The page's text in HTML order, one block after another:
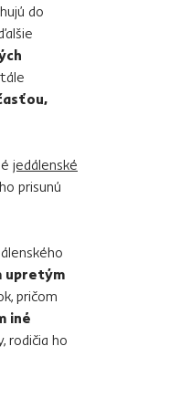
do
jedálenské
prisunú
upretým
pričom
iné
rodičia ho